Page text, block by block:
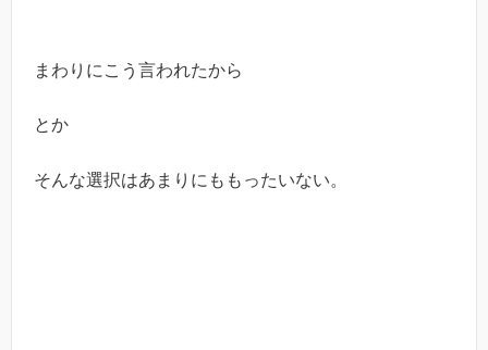
まわりにこう言われたから
とか
そんな選択はあまりにももったいない。